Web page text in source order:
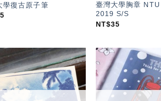
學復古原子筆
臺灣大學胸章
2019 S/S
NT$35
加入
「願
望輕